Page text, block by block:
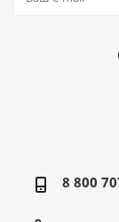
8 800